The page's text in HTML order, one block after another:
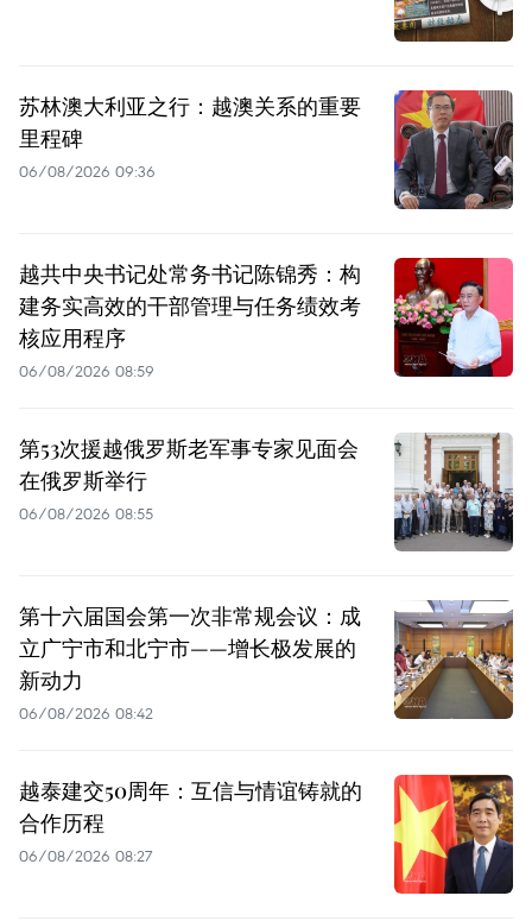
苏林澳大利亚之行：越澳关系的重要
里程碑
06/08/2026 09:36
越共中央书记处常务书记陈锦秀：构
建务实高效的干部管理与任务绩效考
核应用程序
06/08/2026 08:59
第53次援越俄罗斯老军事专家见面会
在俄罗斯举行
06/08/2026 08:55
第十六届国会第一次非常规会议：成
立广宁市和北宁市——增长极发展的
新动力
06/08/2026 08:42
越泰建交50周年：互信与情谊铸就的
合作历程
06/08/2026 08:27